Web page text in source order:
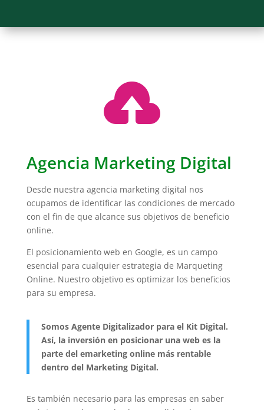

Agencia Marketing Digital
Desde nuestra agencia marketing digital nos
ocupamos de identificar las condiciones de mercado
con el fin de que alcance sus objetivos de beneficio
online.
El posicionamiento web en Google, es un campo
esencial para cualquier estrategia de Marqueting
Online. Nuestro objetivo es optimizar los beneficios
para su empresa.
Somos Agente Digitalizador para el Kit Digital.
Así, la inversión en posicionar una web es la
parte del emarketing online más rentable
dentro del Marketing Digital.
Es también necesario para las empresas en saber